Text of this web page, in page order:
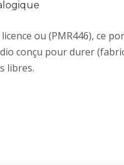
ou (PMR446), ce
conçu pour durer
libres.